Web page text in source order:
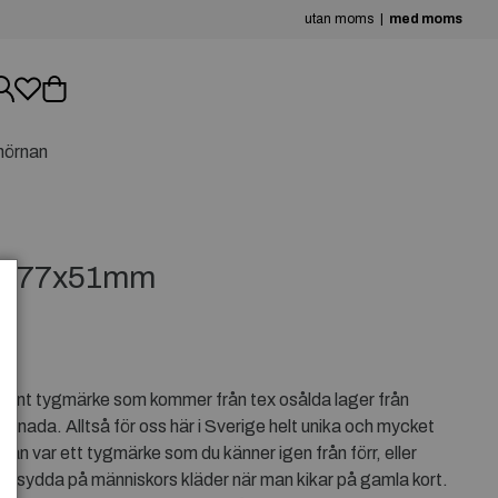
utan moms med moms
77x51mm
tygmärke som kommer från tex osålda lager från
Alltså för oss här i Sverige helt unika och mycket
var ett tygmärke som du känner igen från förr, eller
på människors kläder när man kikar på gamla kort.